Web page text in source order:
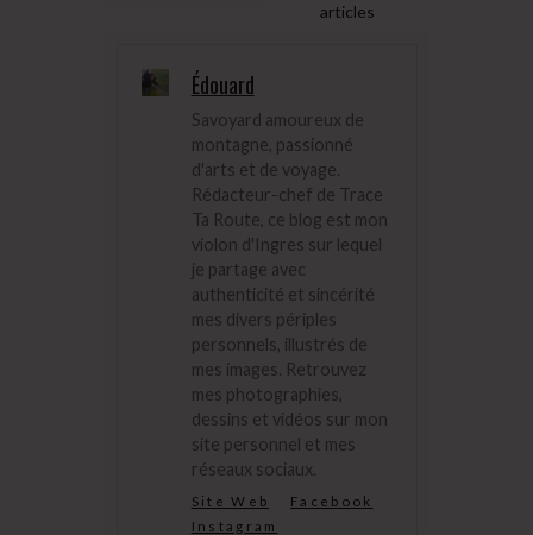
articles
Édouard
Savoyard amoureux de
montagne, passionné
d'arts et de voyage.
Rédacteur-chef de Trace
Ta Route, ce blog est mon
violon d'Ingres sur lequel
je partage avec
authenticité et sincérité
mes divers périples
personnels, illustrés de
mes images. Retrouvez
mes photographies,
dessins et vidéos sur mon
site personnel et mes
réseaux sociaux.
Site Web
Facebook
Instagram